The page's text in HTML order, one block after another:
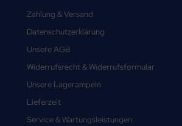
Zahlung & Versand
Datenschutzerklärung
Unsere AGB
Widerrufsrecht & Widerrufsformular
Unsere Lagerampeln
Lieferzeit
Service & Wartungsleistungen